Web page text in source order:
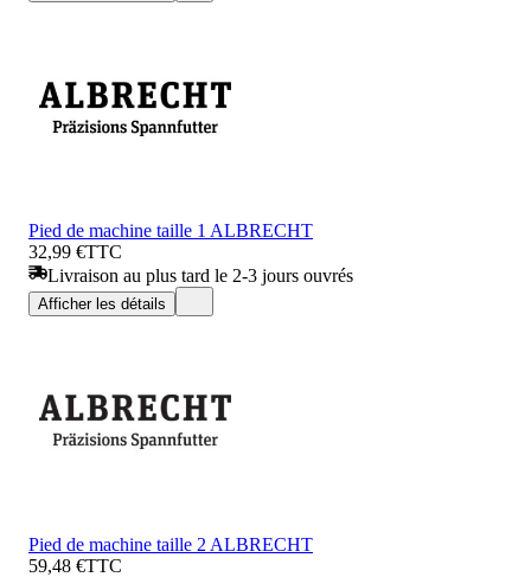
Pied de machine taille 1 ALBRECHT
32,99 €TTC
Livraison au plus tard le 2-3 jours ouvrés
Afficher les détails
Pied de machine taille 2 ALBRECHT
59,48 €TTC